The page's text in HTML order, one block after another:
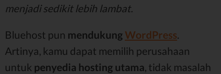
menjadi sedikit lebih lambat.
Bluehost pun mendukung WordPress.
Artinya, kamu dapat memilih perusahaan
untuk penyedia hosting utama, tidak masalah